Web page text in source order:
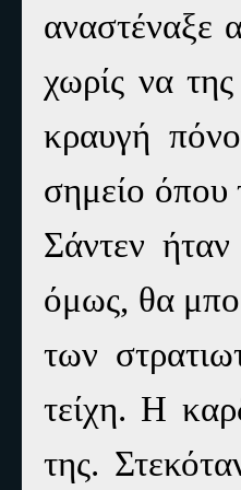
αναστέναξε
χωρίς να
κραυγή
σημείο όπου
Σάντεν
όμως, θα
των
τείχη. Η
της.